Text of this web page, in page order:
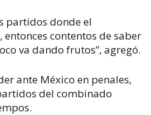
partidos donde el
contentos de saber
va dando frutos”, agregó.
ante México en penales,
del combinado